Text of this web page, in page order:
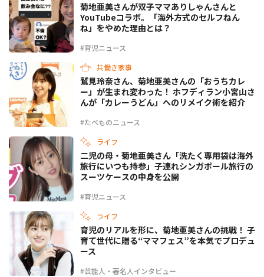
#育児ニュース
菊地亜美さんが双子ママありしゃんさんと
YouTubeコラボ。「海外方式のセルフねん
ね」をやめた理由とは？
共働き家事
#たべものニュース
鷲見玲奈さん、菊地亜美さんの「おうちカレ
ー」が生まれ変わった！ ホフディラン小宮山さ
んが「カレーうどん」へのリメイク術を紹介
ライフ
#育児ニュース
二児の母・菊地亜美さん「洗たく専用袋は海外
旅行にいつも持参」子連れシンガポール旅行の
スーツケースの中身を公開
ライフ
#芸能人・著名人インタビュー
育児のリアルを形に、菊地亜美さんの挑戦！ 子
育て世代に贈る“ママフェス”を本気でプロデュ
ース